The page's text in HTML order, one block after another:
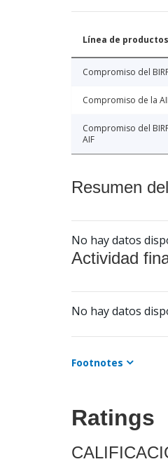
Línea de productos
Compromiso del
Compromiso de la
Compromiso del
AIF
Resumen
No hay datos
Actividad
No hay datos
Footnotes
Ratings